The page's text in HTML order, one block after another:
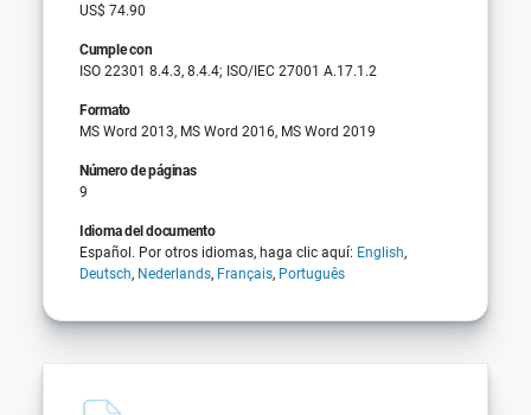
US$ 74.90
Cumple con
ISO 22301 8.4.3, 8.4.4; ISO/IEC 27001 A.17.1.2
Formato
MS Word 2013, MS Word 2016, MS Word 2019
Número de páginas
9
Idioma del documento
Español. Por otros idiomas, haga clic aquí: English,
Deutsch, Nederlands, Français, Português